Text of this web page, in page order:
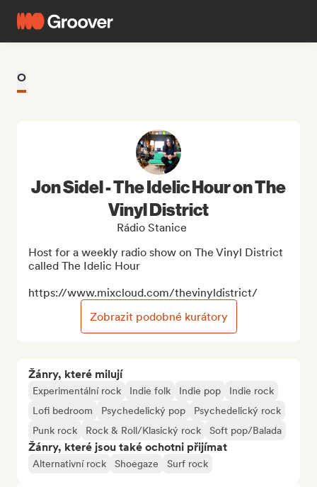
O
Žánry, které milují
Experimentální rock Indie folk Indie pop
Indie rock
Lofi bedroom
Psychedelický pop
Psychedelický rock
Punk rock
Rock & Roll/Klasický rock Soft pop/Balada
Žánry, které jsou také ochotni přijímat
Alternativní rock Shoegaze Surf rock
Jon Sidel - The Idelic Hour on The
Vinyl District
Rádio Stanice
Host for a weekly radio show on The Vinyl District
called The Idelic Hour
https://www.mixcloud.com/thevinyldistrict/
Zobrazit podobné kurátory